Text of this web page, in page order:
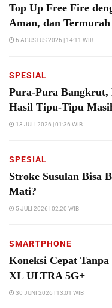
Top Up Free Fire
Aman, dan Termurah
6 AGUSTUS 2026 | 14:11 WIB
SPESIAL
Pura-Pura Bangkrut,
Hasil Tipu-Tipu
13 JULI 2026 | 01:36 WIB
SPESIAL
Stroke Susulan Bisa
Mati?
5 JULI 2026 | 02:20 WIB
SMARTPHONE
Koneksi Cepat
XL ULTRA 5G+
30 JUNI 2026 | 13:01 WIB